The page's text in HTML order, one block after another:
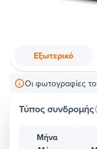
Εξωτερικό
Οι φωτογραφίες
Τύπος συνδρομής
Μήνα